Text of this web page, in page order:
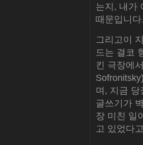
는지, 내가
때문입니
그리고이
드는 결코
킨 극장에
며, 지금
글쓰기가
장 미친 일
고 있었다